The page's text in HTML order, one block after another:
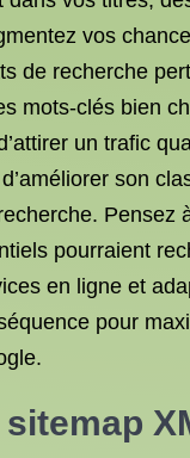
vos
de recherche
mots-clés bien
un trafic
son
Pensez
pourraient
en ligne et
pour